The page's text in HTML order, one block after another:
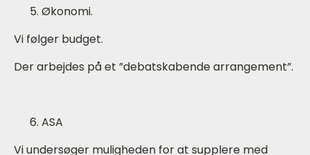
Økonomi.
Vi følger budget.
Der arbejdes på et ”debatskabende arrangement”.
ASA
Vi undersøger muligheden for at supplere med